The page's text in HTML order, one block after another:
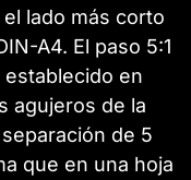
lado más corto
A4. El paso 5:1
en
agujeros de la
de 5
que en una hoja